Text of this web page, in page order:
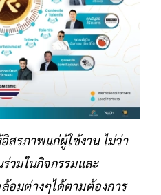
สรภาพแก่ผู้ใช้งาน ไม่ว่า
วมในกิจกรรมและ
อมต่างๆได้ตามต้องการ